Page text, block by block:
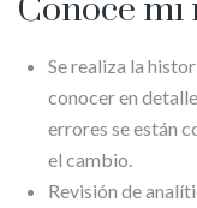
Conoce mi
Se realiza la
conocer en
errores se están
el cambio.
Revisión de